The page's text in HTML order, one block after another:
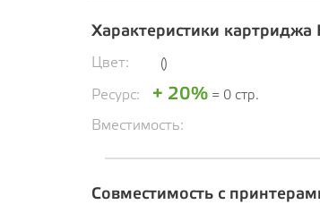
Характеристики
Цвет: ()
Ресурс: + 20% = 0 стр.
Вместимость:
Совместимость с